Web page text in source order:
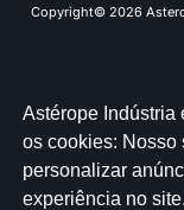
Copyright© 2026
Astérope Indústria
os cookies: Nosso
personalizar
experiência no